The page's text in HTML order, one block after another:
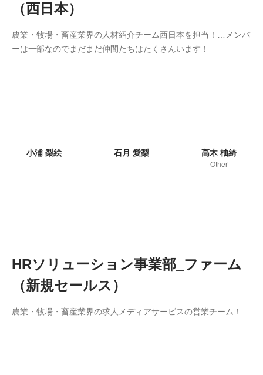
（西日本）
農業・牧場・畜産業界の人材紹介チーム西日本を担当！…メンバ
ーは一部なのでまだまだ仲間たちはたくさんいます！
小浦 梨絵 石月 愛梨 高木 柚綺
Other
HRソリューション事業部_ファーム
（新規セールス）
農業・牧場・畜産業界の求人メディアサービスの営業チーム！